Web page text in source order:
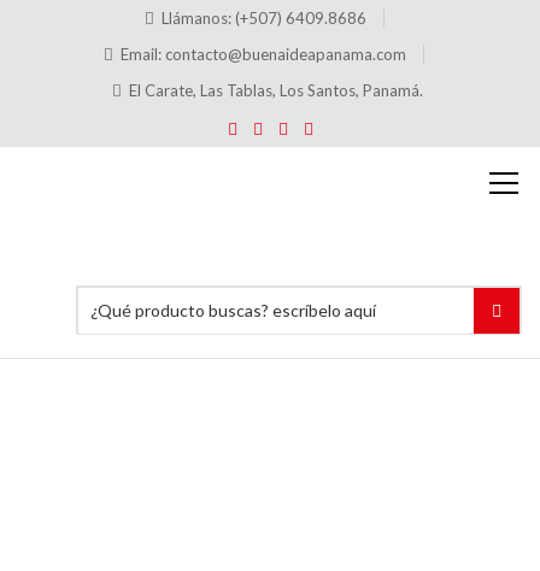
Llámanos: (+507) 6409.8686
Email: contacto@buenaideapanama.com
El Carate, Las Tablas, Los Santos, Panamá.